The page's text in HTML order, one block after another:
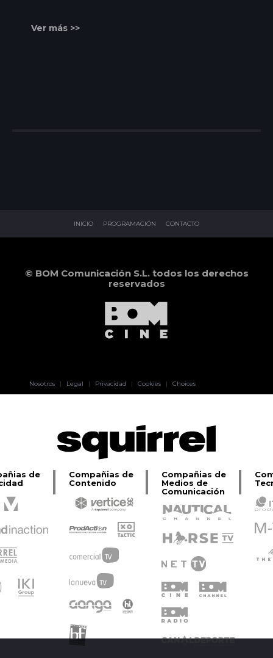
Ver más >>
INICIO PROGRAMACIÓN CONTACTO
© BOM Comunicación S.L. todos los derechos
reservados
Nosotros | Legal | Privacidad | Cookies | Choices
de
Compañias de
Contenido
Compañias de
Medios de
Comunicación